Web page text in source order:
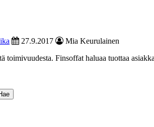
27.9.2017
Mia Keurulainen
toimivuudesta. Finsoffat haluaa tuottaa